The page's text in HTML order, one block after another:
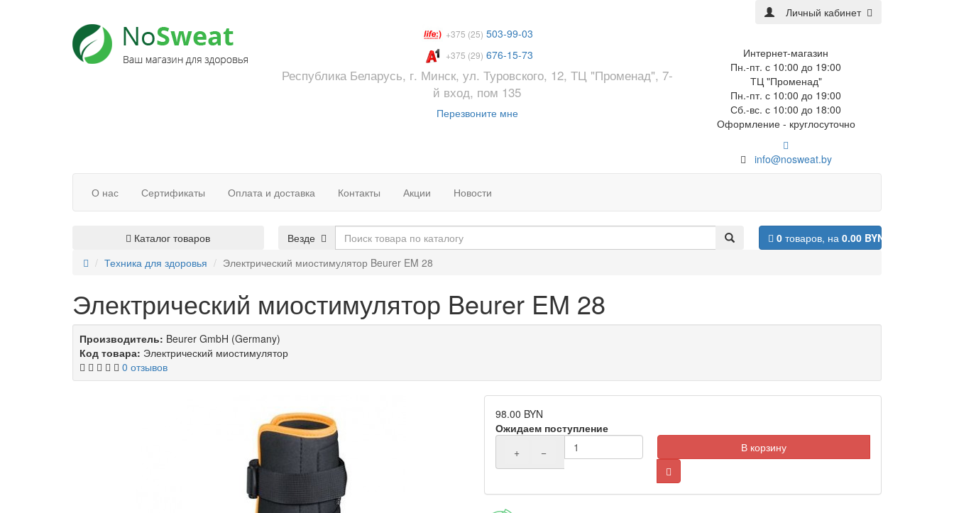
Личный кабинет
+375 (25) 503-99-03
+375 (29) 676-15-73
Республика Беларусь, г. Минск, ул. Туровского, 12, ТЦ "Променад", 7-
й вход, пом 135
Перезвоните мне
Интернет-магазин
Пн.-пт. с 10:00 до 19:00
ТЦ "Променад"
Пн.-пт. с 10:00 до 19:00
Сб.-вс. с 10:00 до 18:00
Оформление - круглосуточно
info@nosweat.by
О нас Сертификаты Оплата и доставка Контакты Акции Новости
Везде 0товаров, на 0.00 BYN
Каталог товаров
Техника для здоровья
Электрический миостимулятор Beurer EM 28
Электрический миостимулятор Beurer EM 28
Производитель: Beurer GmbH (Germany)
Код товара: Электрический миостимулятор
0 отзывов
98.00 BYN
Ожидаем поступление
+
− В корзину